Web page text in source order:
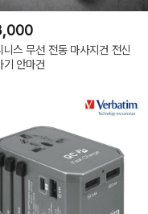
니스 무선 전동 마사지건 전신
기 안마건